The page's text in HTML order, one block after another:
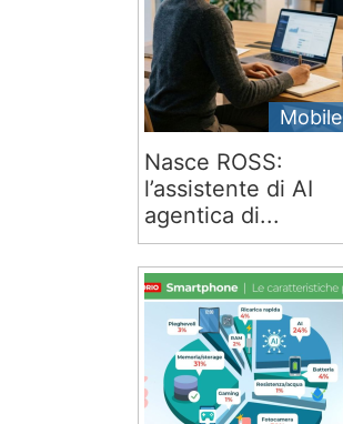
Mobile
Nasce ROSS:
l’assistente di AI
agentica di...